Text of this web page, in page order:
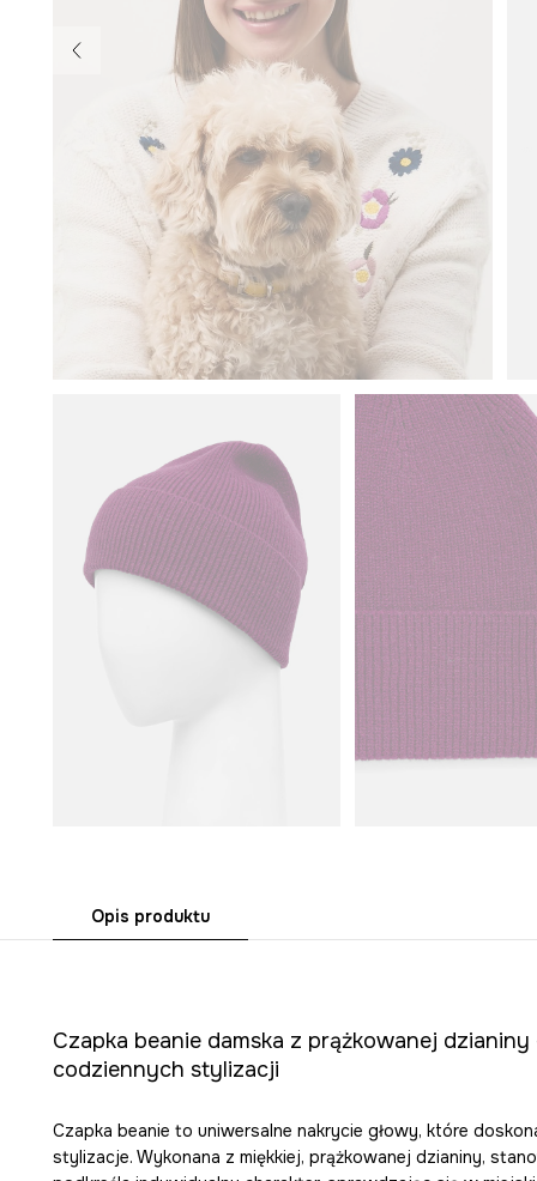
Opis produktu
Czapka beanie damska z prążkowanej
codziennych stylizacji
Czapka beanie to uniwersalne nakrycie głowy, które
stylizacje. Wykonana z miękkiej, prążkowanej dzianiny,